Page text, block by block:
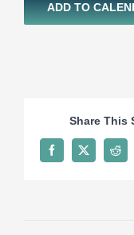
ADD TO
Share This
Facebook
X